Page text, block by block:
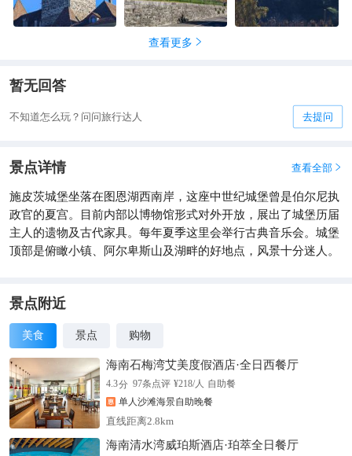
查看更多 
暂无回答
不知道怎么玩？问问旅行达人 去提问
景点详情 查看全部 
施皮茨城堡坐落在图恩湖西南岸，这座中世纪城堡曾是伯尔尼执
政官的夏宫。目前内部以博物馆形式对外开放，展出了城堡历届
主人的遗物及古代家具。每年夏季这里会举行古典音乐会。城堡
顶部是俯瞰小镇、阿尔卑斯山及湖畔的好地点，风景十分迷人。
景点附近
美食 景点 购物
海南石梅湾艾美度假酒店·全日西餐厅
4.3分 97条点评 ¥218/人 自助餐
单人沙滩海景自助晚餐
直线距离2.8km
海南清水湾威珀斯酒店·珀萃全日餐厅